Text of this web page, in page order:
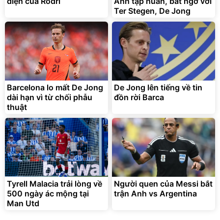
Bạt phủ xe ô tô cao cấp,
tráng nhôm 03 lớp
392.000đ
325.000đ
Đã bán nhiều
Xe đạp điện trợ lực G-
Force C14 gấp gọn bỏ cốp
tiện lợi
9.900.000
7.092.000đ
Đang xem nhiều
Ter Stegen, De Jong
Barcelona lo mất De Jong
dài hạn vì từ chối phẫu
thuật
De Jong lên tiếng về tin
đồn rời Barca
Tyrell Malacia trải lòng về
500 ngày ác mộng tại
Man Utd
Người quen của Messi bắt
trận Anh vs Argentina